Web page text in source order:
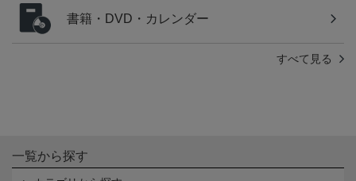
書籍・DVD・カレンダー
すべて見る
一覧から探す